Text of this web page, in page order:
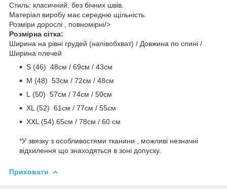
Стиль: класичний, без бічних швів.
Матеріал виробу має середню щільність.
Розміри дорослі , повномірні/>
Розмірна сітка:
Ширина на рівні грудей (напівобхват) / Довжина по спині /
Ширина плечей
S (46) 48cм / 69cм / 43см
M (48) 53см / 72см / 48cм
L (50) 57см / 74см / 50см
ХL (52) 61см / 77см / 55см
ХХL (54) 65см / 78см / 60 см
*У звязку з особливостями тканини , можливі незначні
відхилення що знаходяться в зоні допуску.
Приховати